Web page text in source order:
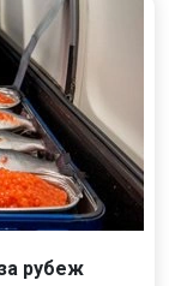
рубеж